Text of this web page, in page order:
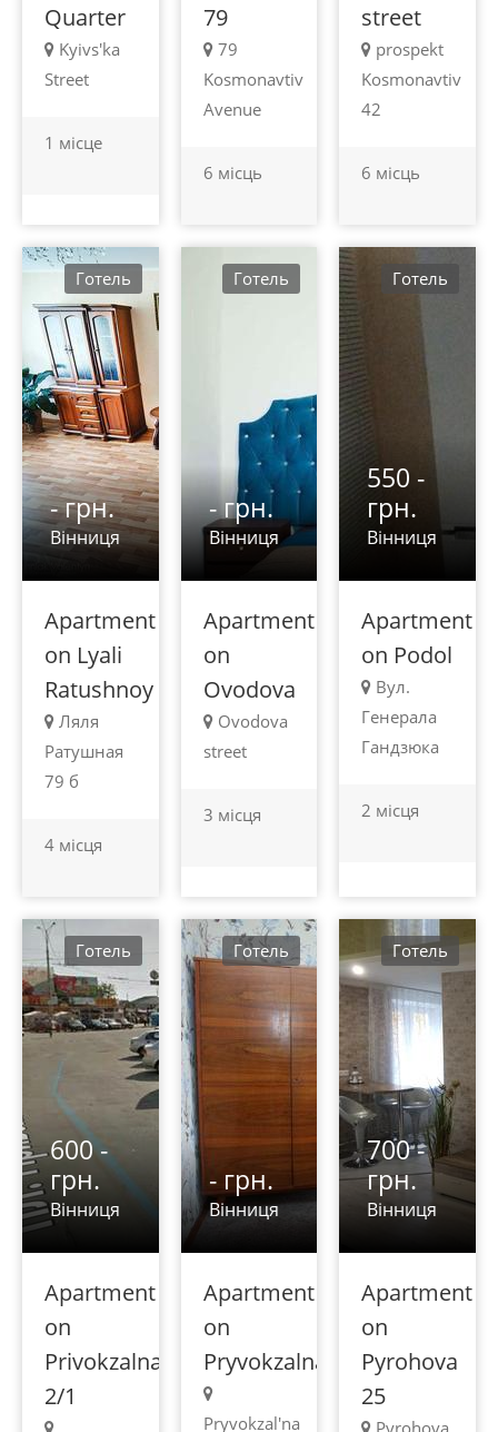
Quarter
Kyivs'ka
Street
1 місце
79
79
Kosmonavtiv
Avenue
6 місць
street
prospekt
Kosmonavtiv
42
6 місць
- грн.
Вінниця
Apartment
on Lyali
Ratushnoy
Ляля
Ратушная
79 б
4 місця
Готель
- грн.
Вінниця
Apartment
on
Ovodova
Ovodova
street
3 місця
Готель
550 -
грн.
Вінниця
Apartment
on Podol
Вул.
Генерала
Гандзюка
2 місця
Готель
600 -
грн.
Вінниця
Apartment
on
Privokzalnaya
2/1
Готель
- грн.
Вінниця
Apartment
on
Pryvokzalnaya
Pryvokzal'na
Готель
700 -
грн.
Вінниця
Apartment
on
Pyrohova
25
Готель